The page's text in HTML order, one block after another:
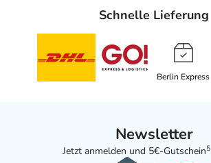
Schnelle Lieferung
Berlin Express
Newsletter
Jetzt anmelden und 5€-Gutschein5